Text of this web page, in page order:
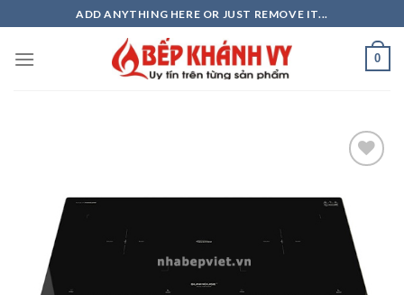
to
content
ADD ANYTHING HERE OR JUST REMOVE IT...
0
wishlist